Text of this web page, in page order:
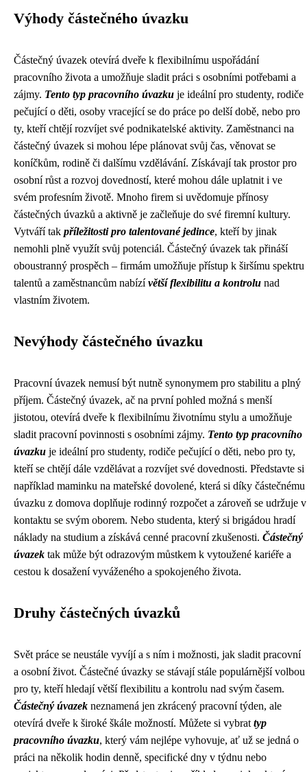
Výhody částečného úvazku
Částečný úvazek otevírá dveře k flexibilnímu uspořádání
pracovního života a umožňuje sladit práci s osobními potřebami a
zájmy. Tento typ pracovního úvazku je ideální pro studenty, rodiče
pečující o děti, osoby vracející se do práce po delší době, nebo pro
ty, kteří chtějí rozvíjet své podnikatelské aktivity. Zaměstnanci na
částečný úvazek si mohou lépe plánovat svůj čas, věnovat se
koníčkům, rodině či dalšímu vzdělávání. Získávají tak prostor pro
osobní růst a rozvoj dovedností, které mohou dále uplatnit i ve
svém profesním životě. Mnoho firem si uvědomuje přínosy
částečných úvazků a aktivně je začleňuje do své firemní kultury.
Vytváří tak příležitosti pro talentované jedince, kteří by jinak
nemohli plně využít svůj potenciál. Částečný úvazek tak přináší
oboustranný prospěch – firmám umožňuje přístup k širšímu spektru
talentů a zaměstnancům nabízívětší flexibilitu a kontrolu nad
vlastním životem.
Nevýhody částečného úvazku
Pracovní úvazek nemusí být nutně synonymem pro stabilitu a plný
příjem. Částečný úvazek, ač na první pohled možná s menší
jistotou, otevírá dveře k flexibilnímu životnímu stylu a umožňuje
sladit pracovní povinnosti s osobními zájmy. Tento typ pracovního
úvazku je ideální pro studenty, rodiče pečující o děti, nebo pro ty,
kteří se chtějí dále vzdělávat a rozvíjet své dovednosti. Představte si
například maminku na mateřské dovolené, která si díky částečnému
úvazku z domova doplňuje rodinný rozpočet a zároveň se udržuje v
kontaktu se svým oborem. Nebo studenta, který si brigádou hradí
náklady na studium a získává cenné pracovní zkušenosti. Částečný
úvazek tak může být odrazovým můstkem k vytoužené kariéře a
cestou k dosažení vyváženého a spokojeného života.
Druhy částečných úvazků
Svět práce se neustále vyvíjí a s ním i možnosti, jak sladit pracovní
a osobní život. Částečné úvazky se stávají stále populárnější volbou
pro ty, kteří hledají větší flexibilitu a kontrolu nad svým časem.
Částečný úvazek neznamená jen zkrácený pracovní týden, ale
otevírá dveře k široké škále možností. Můžete si vybrat typ
pracovního úvazku, který vám nejlépe vyhovuje, ať už se jedná o
práci na několik hodin denně, specifické dny v týdnu nebo